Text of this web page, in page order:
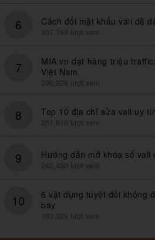
6 Cách đổi mật khẩu vali dễ
307,769 lượt xem
7
MIA.vn đạt hàng triệu
Việt Nam
298,928 lượt xem
8 Top 10 địa chỉ sửa vali uy
261,816 lượt xem
9 Hướng dẫn mở khóa số
245,490 lượt xem
10
6 vật dụng tuyệt đối không
bay
163,329 lượt xem